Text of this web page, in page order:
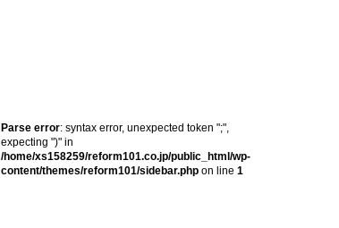
Parse error: syntax error, unexpected token ";",
expecting ")" in
/home/xs158259/reform101.co.jp/public_html/wp-
content/themes/reform101/sidebar.php on line 1